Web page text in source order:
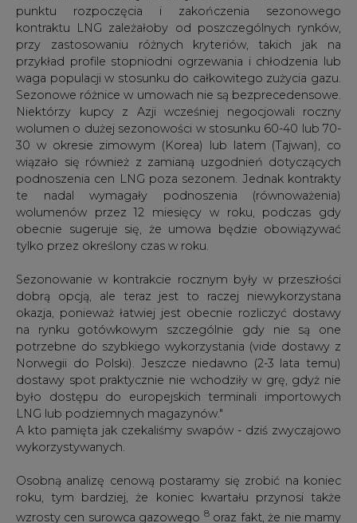
okazja, ponieważ łatwiej jest obecnie rozliczyć dostawy
na rynku gotówkowym szczególnie gdy nie są one
potrzebne do szybkiego wykorzystania (vide dostawy z
Norwegii do Polski). Jeszcze niedawno (2-3 lata temu)
dostawy spot praktycznie nie wchodziły w grę, gdyż nie
było dostępu do europejskich terminali importowych
LNG lub podziemnych magazynów."
A kto pamięta jak czekaliśmy swapów - dziś zwyczajowo
wykorzystywanych.
Osobną analizę cenową postaramy się zrobić na koniec
roku, tym bardziej, że koniec kwartału przynosi także
wzrosty cen surowca gazowego oraz fakt, że nie mamy
już tak znacznego różnicowania ceny (spreadu) Henry
Hub w stosunku do innych punktów handlu gazem. Ceny
Północno-Wschodniej w ostatnich miesiącach rosły i
oczekuje się, że będą rosły przez zimę. 24/09/2020
kontrakt Platts Market On Close na listopad został
wyceniony na poziomie 4,924 dol./MMBtu. Aż o
praktycznie 20% zwiększone zostały dostawy gazu
ziemnego do amerykańskich zakładów skraplających, a
ten wzrost był spowodowany głównie zwiększonymi
przepływami do Freeport LNG, położonego na południe
od Houston. Terminal Cameron LNG, który został
zamknięty 26 sierpnia przed uderzeniem huraganu Laura,
pozostał w trybie offline. Przewiduje się, że będzie
infrastruktury energetycznej i konieczności pogłębienia
kanału pozwalającego obsługiwać terminal. Cove Point
nie działał pięć dni z rzędu (praktycznie do końca